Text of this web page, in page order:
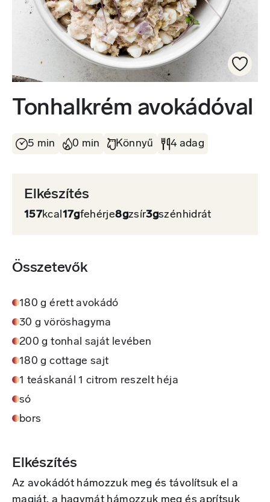
Tonhalkrém avokádóval
5 min 0 min Könnyű 4 adag
Elkészítés
157kcal17gfehérje8gzsír3gszénhidrát
Összetevők
180 g érett avokádó
30 g vöröshagyma
200 g tonhal saját levében
180 g cottage sajt
1 teáskanál 1 citrom reszelt héja
só
bors
Elkészítés
Az avokádót hámozzuk meg és távolítsuk el a